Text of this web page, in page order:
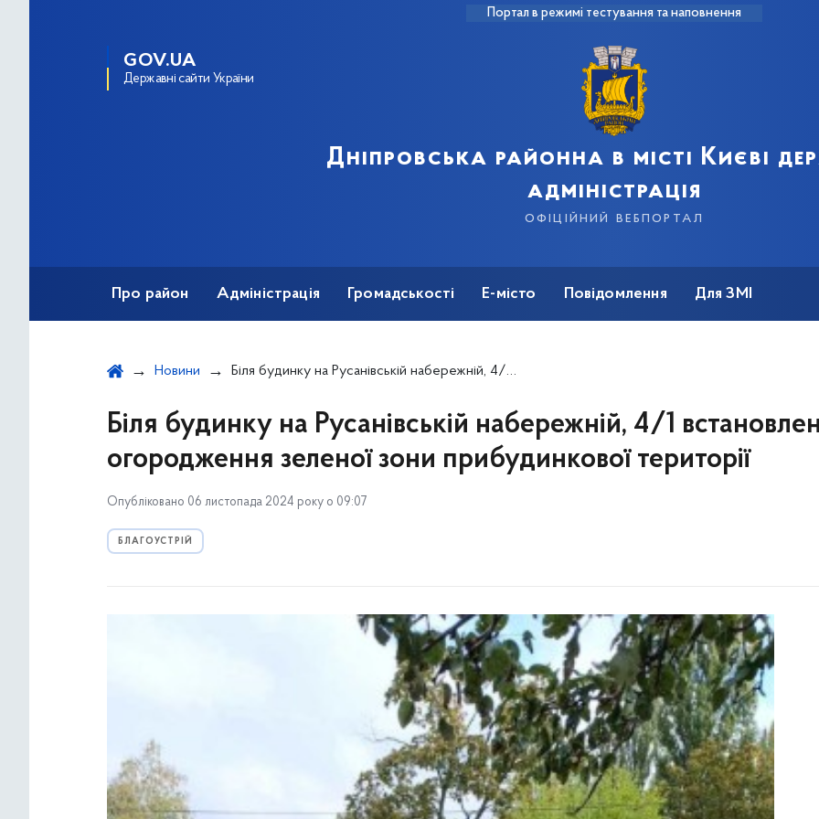
Портал в режимі тестування та наповнення
GOV.UA
Державні сайти України
Дніпровська районна в місті Києві
адміністрація
офіційний вебпортал
Про район Адміністрація Громадськості Е-місто Повідомлення Для ЗМІ
Новини Біля будинку на Русанівській набережній, 4/1 встановлено огородження зеленої зони прибудинкової території
Біля будинку на Русанівській набережній, 4/1
огородження зеленої зони прибудинкової території
Опубліковано 06 листопада 2024 року о 09:07
БЛАГОУСТРІЙ